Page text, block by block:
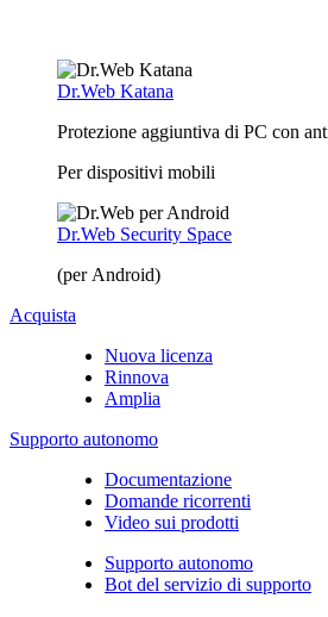
Dr.Web Katana
Protezione aggiuntiva di PC con
Per dispositivi mobili
Dr.Web Security Space
(per Android)
Acquista
Nuova licenza
Rinnova
Amplia
Supporto autonomo
Documentazione
Domande ricorrenti
Video sui prodotti
Supporto autonomo
Bot del servizio di supporto